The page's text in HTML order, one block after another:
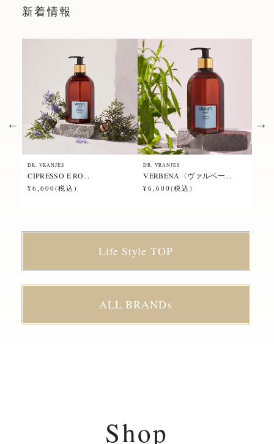
新着情報
DR. VRANJES
CIPRESSO E RO...
¥6,600(税込)
DR. VRANJES
VERBENA〈ヴァルベー...
¥6,600(税込)
Life Style TOP
ALL BRANDs
Shop